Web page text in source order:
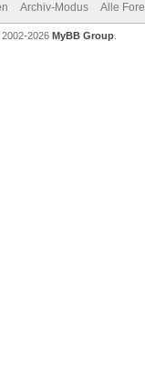
Archiv-Modus Alle
2002-2026 MyBB Group